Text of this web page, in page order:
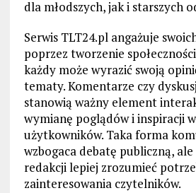
dla młodszych, jak i starszych
Serwis TLT24.pl angażuje
poprzez tworzenie
każdy może wyrazić swoją
tematy. Komentarze czy
stanowią ważny element
wymianę poglądów i inspiracji
użytkowników. Taka forma
wzbogaca debatę publiczną,
redakcji lepiej zrozumieć
zainteresowania czytelników.